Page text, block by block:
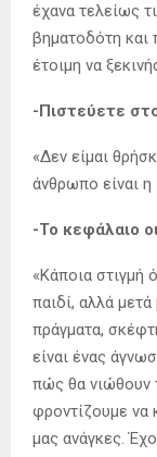
έχανα τελείως
βηματοδότη και
έτοιμη να
-Πιστεύετε
«Δεν είμαι
άνθρωπο είναι η
-Το κεφάλαιο
«Κάποια στιγμή
παιδί, αλλά
πράγματα,
είναι ένας
πώς θα νιώθουν
φροντίζουμε να
μας ανάγκες.